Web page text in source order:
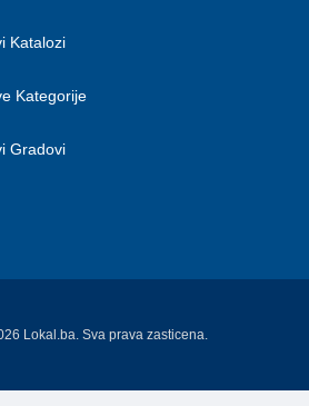
Katalozi
Kategorije
Gradovi
Lokal.ba. Sva prava zasticena.